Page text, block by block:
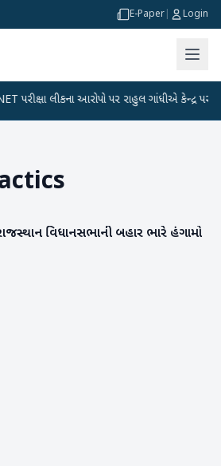
E-Paper Login
લીકના આરોપો પર રાહુલ ગાંધીએ કેન્દ્ર પર પ્રહાર
વિધાનસભાની બહાર ભારે હંગામો